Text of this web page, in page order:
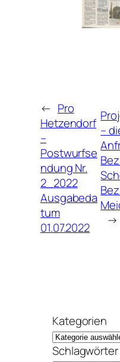
← Pro
Hetzendorf
–
Postwurfse
ndung Nr.
2_2022
Ausgabeda
tum
01.07.2022
–
→
Kategorien
Schlagwörter